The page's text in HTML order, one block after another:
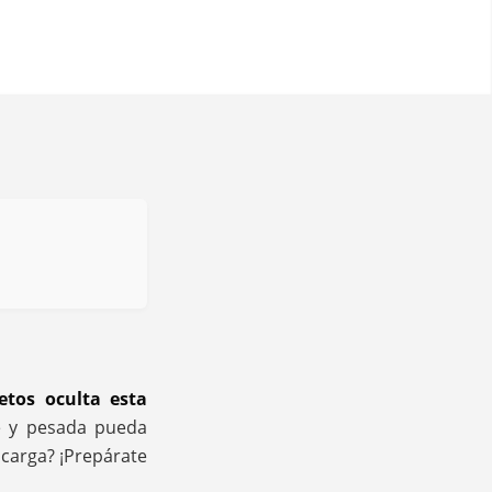
oculta esta
pesada pueda
¡Prepárate